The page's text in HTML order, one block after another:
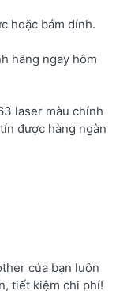
hoặc bám dính.
hãng ngay hôm
laser màu chính
được hàng ngàn
của bạn luôn
tiết kiệm chi phí!